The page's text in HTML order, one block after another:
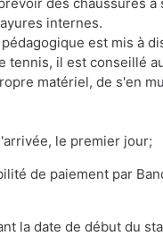
internes.
est mis à
tennis, il est conseillé
matériel, de s'en
le premier jour;
de paiement par
la date de début du